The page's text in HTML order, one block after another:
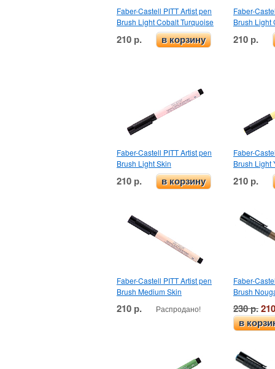
Faber-Castell PITT Artist pen
Brush Light Cobalt Turquoise
210 р. в корзину
Faber-
Brush Light
210 р.
Faber-Castell PITT Artist pen
Brush Light Skin
210 р. в корзину
Faber-
Brush Light
210 р.
Faber-Castell PITT Artist pen
Brush Medium Skin
210 р. Распродано!
Faber-
Brush
230 р.
в